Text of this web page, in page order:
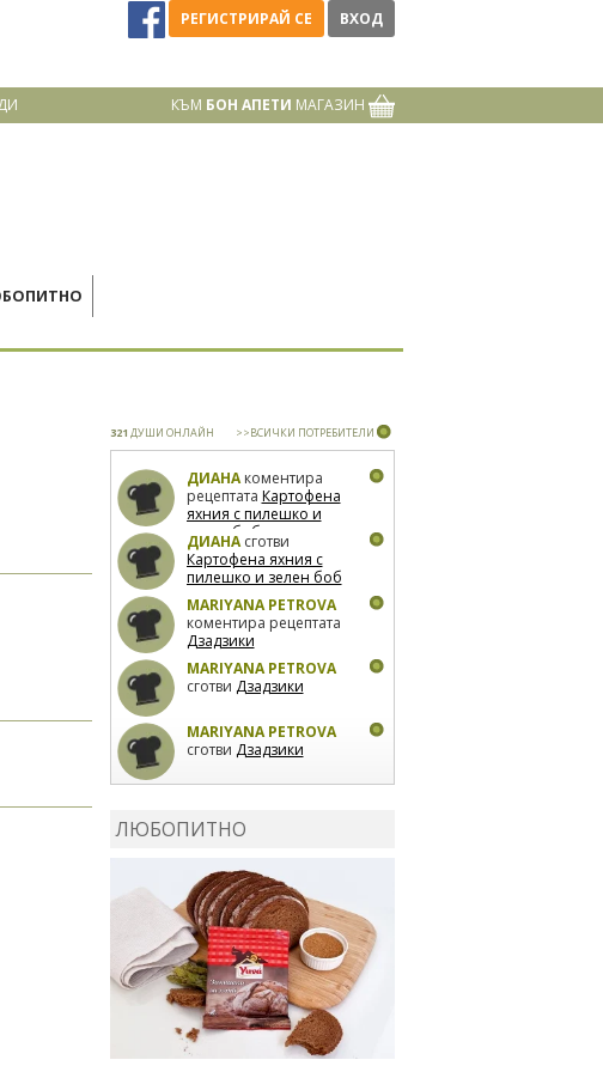
РЕГИСТРИРАЙ СЕ ВХОД
КЪМ БОН АПЕТИ МАГАЗИН
321 ДУШИ ОНЛАЙН >>ВСИЧКИ ПОТРЕБИТЕЛИ
ДИАНАкоментира
рецептата Картофена
яхния с пилешко и
зелен боб
ДИАНАсготви
Картофена яхния с
пилешко и зелен боб
MARIYANA PETROVA
коментира рецептата
Дзадзики
MARIYANA PETROVA
сготви Дзадзики
MARIYANA PETROVA
сготви Дзадзики
фурна
рецептатаСвински
ребра с печени
картофи
ЛЮБОПИТНО